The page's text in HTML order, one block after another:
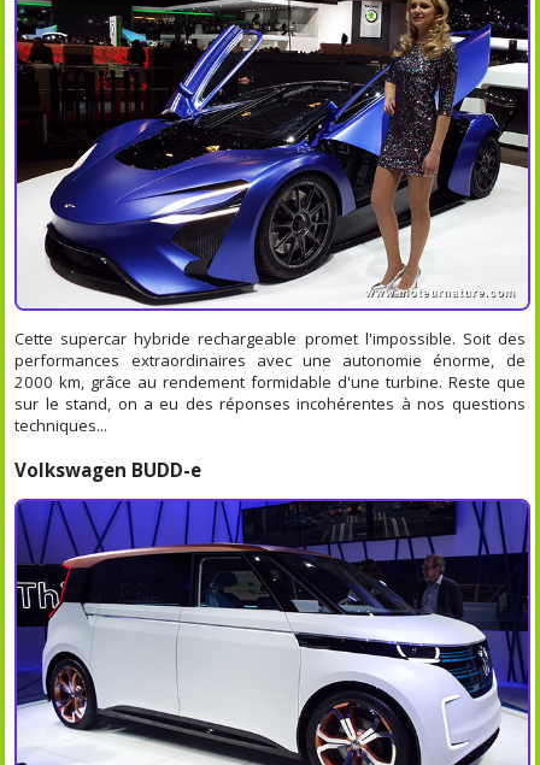
Cette supercar hybride rechargeable promet l'impossible. Soit des
performances extraordinaires avec une autonomie énorme, de
2000 km, grâce au rendement formidable d'une turbine. Reste que
sur le stand, on a eu des réponses incohérentes à nos questions
techniques...
Volkswagen BUDD-e